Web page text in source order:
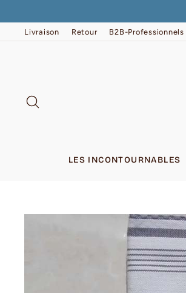
contenuLivraison Retour B2B-Professionnels
LES INCONTOURNABLES